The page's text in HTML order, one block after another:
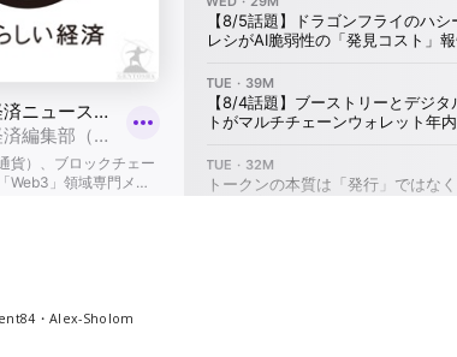
・Alex-Sholom